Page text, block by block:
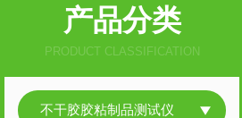
产品分类
PRODUCT CLASSIFICATION
不干胶胶粘制品测试仪